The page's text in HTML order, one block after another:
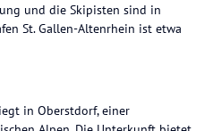
und die Skipisten sind in
St. Gallen-Altenrhein ist etwa
in Oberstdorf, einer